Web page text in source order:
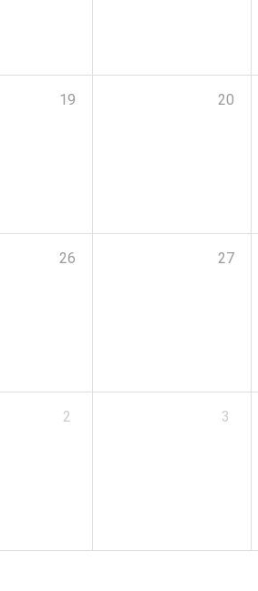
19 20
26 27
2 3